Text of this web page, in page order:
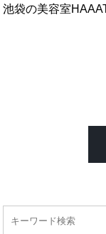
池袋の美容室